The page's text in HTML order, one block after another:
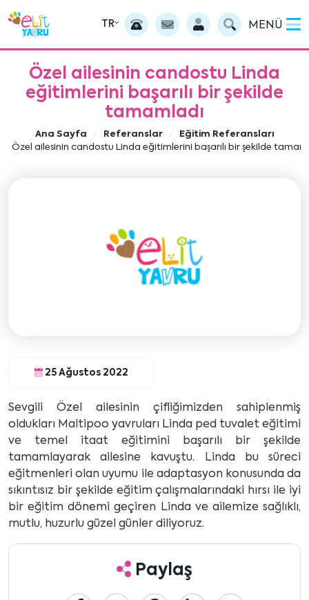
TR MENÜ
Özel ailesinin candostu Linda
eğitimlerini başarılı bir şekilde
tamamladı
Ana Sayfa Referanslar
Eğitim Referansları
Özel ailesinin candostu Linda eğitimlerini başarılı bir şekilde
25 Ağustos 2022
Sevgili Özel ailesinin çifliğimizden sahiplenmiş
oldukları Maltipoo yavruları Linda ped tuvalet eğitimi
ve temel itaat eğitimini başarılı bir şekilde
tamamlayarak ailesine kavuştu. Linda bu süreci
eğitmenleri olan uyumu ile adaptasyon konusunda da
sıkıntısız bir şekilde eğitim çalışmalarındaki hırsı ile iyi
bir eğitim dönemi geçiren Linda ve ailemize sağlıklı,
mutlu, huzurlu güzel günler diliyoruz.
Paylaş